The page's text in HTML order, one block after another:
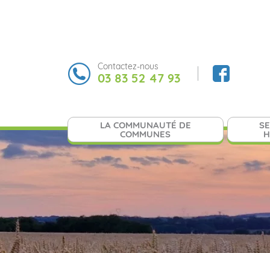
Contactez-nous
03 83 52 47 93
LA COMMUNAUTÉ DE
COMMUNES